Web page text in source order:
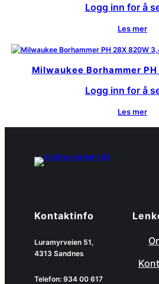
Logg inn for å
Les mer
Milwaukee Borhammer
Logg inn for å
Les mer
Kontaktinfo
Luramyrveien 51,
4313 Sandnes
Telefon: 934 00 617